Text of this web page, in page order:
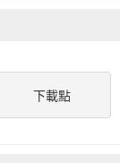
下載點